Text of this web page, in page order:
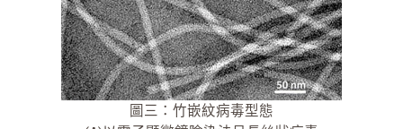
圖三：竹嵌紋病毒型態